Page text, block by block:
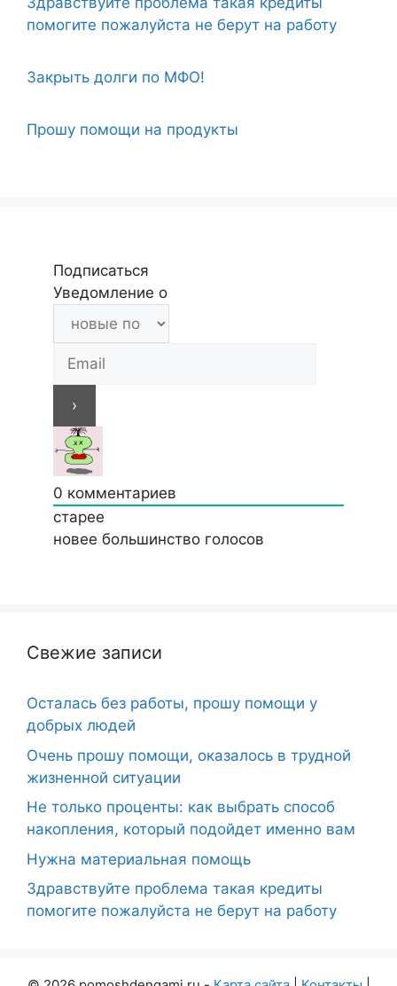
помогите пожалуйста не берут на работу
Закрыть долги по МФО!
Прошу помощи на продукты
Подписаться
Уведомление о
0 комментариев
старее
новее большинство голосов
Свежие записи
Осталась без работы, прошу помощи у
добрых людей
Очень прошу помощи, оказалось в трудной
жизненной ситуации
Не только проценты: как выбрать способ
накопления, который подойдет именно вам
Нужна материальная помощь
Здравствуйте проблема такая кредиты
помогите пожалуйста не берут на работу